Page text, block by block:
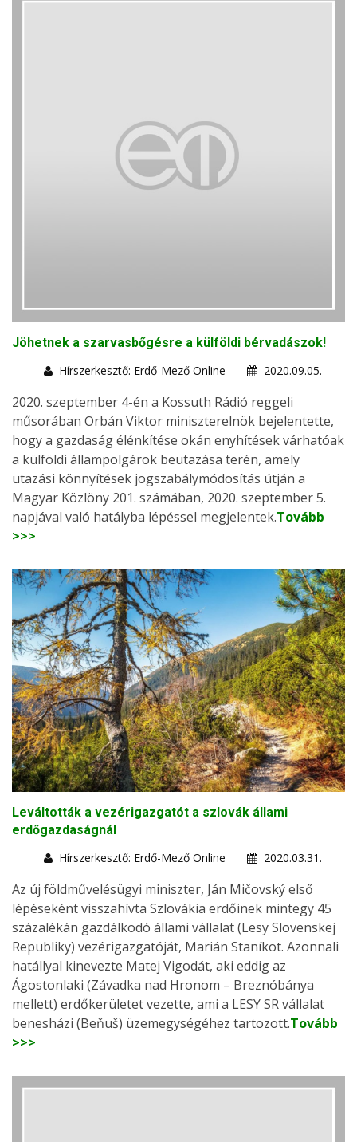
Jöhetnek a szarvasbőgésre a külföldi bérvadászok!
Hírszerkesztő: Erdő-Mező Online
2020.09.05.
2020. szeptember 4-én a Kossuth Rádió reggeli
műsorában Orbán Viktor miniszterelnök bejelentette,
hogy a gazdaság élénkítése okán enyhítések várhatóak
a külföldi állampolgárok beutazása terén, amely
utazási könnyítések jogszabálymódosítás útján a
Magyar Közlöny 201. számában, 2020. szeptember 5.
napjával való hatályba lépéssel megjelentek.Tovább
>>>
Leváltották a vezérigazgatót a szlovák állami
erdőgazdaságnál
Hírszerkesztő: Erdő-Mező Online
2020.03.31.
Az új földművelésügyi miniszter, Ján Mičovský első
lépéseként visszahívta Szlovákia erdőinek mintegy 45
százalékán gazdálkodó állami vállalat (Lesy Slovenskej
Republiky) vezérigazgatóját, Marián Staníkot. Azonnali
hatállyal kinevezte Matej Vigodát, aki eddig az
Ágostonlaki (Závadka nad Hronom – Breznóbánya
mellett) erdőkerületet vezette, ami a LESY SR vállalat
benesházi (Beňuš) üzemegységéhez tartozott.Tovább
>>>